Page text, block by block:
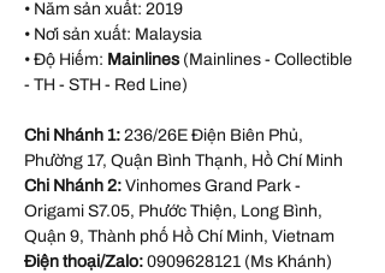
• Năm sản xuất: 2019
• Nơi sản xuất: Malaysia
• Độ Hiếm: Mainlines (Mainlines - Collectible
- TH - STH - Red Line)
Chi Nhánh 1: 236/26E Điện Biên Phủ,
Phường 17, Quận Bình Thạnh, Hồ Chí Minh
Chi Nhánh 2: Vinhomes Grand Park -
Origami S7.05, Phước Thiện, Long Bình,
Quận 9, Thành phố Hồ Chí Minh, Vietnam
Điện thoại/Zalo: 0909628121 (Ms Khánh)